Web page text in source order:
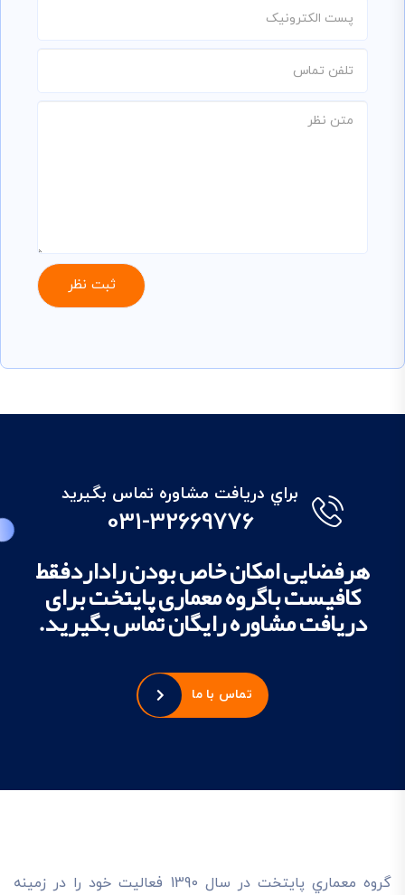
براي دريافت مشاوره تماس بگيريد
031-32669776
هرفضایی امکان خاص بودن راداردفقط
کافیست باگروه معماری پایتخت برای
دریافت مشاوره رایگان تماس بگیرید.
تماس با ما
گروه معماري پايتخت در سال 1390 فعاليت خود را در زمينه